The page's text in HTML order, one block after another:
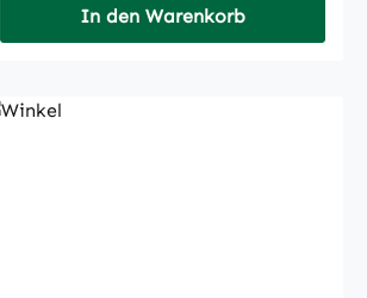
In den Warenkorb